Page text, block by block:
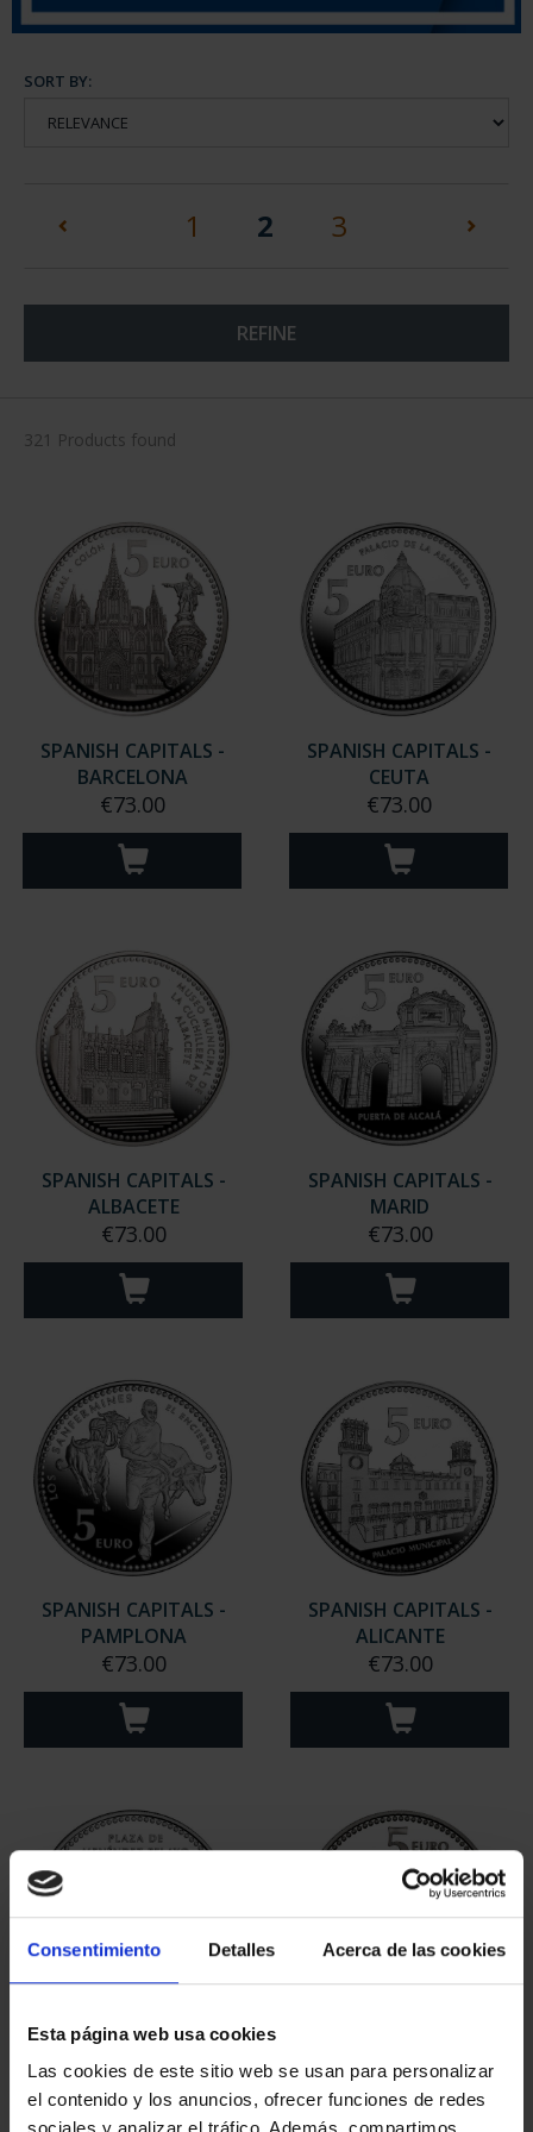
Consentimiento Detalles Acerca de las cookies
Esta página web usa cookies
Las cookies de este sitio web se usan para personalizar
el contenido y los anuncios, ofrecer funciones de redes
SORT BY:
1 2 (current)
3
REFINE
321 Products found
SPANISH CAPITALS -
BARCELONA
€73.00
SPANISH CAPITALS -
CEUTA
€73.00
SPANISH CAPITALS -
ALBACETE
€73.00
SPANISH CAPITALS -
MARID
€73.00
SPANISH CAPITALS -
PAMPLONA
€73.00
SPANISH CAPITALS -
ALICANTE
€73.00
SPANISH CAPITALS -
MELILLA
€73.00
BADAJOZ
€73.00